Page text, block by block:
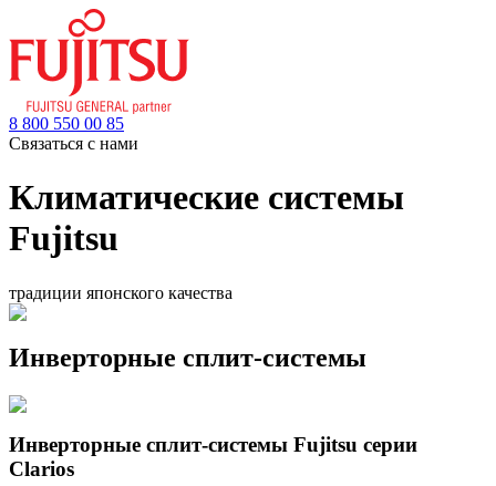
8 800 550 00 85
Связаться с нами
Климатические системы
Fujitsu
традиции японского качества
Инверторные сплит-системы
Инверторные сплит-системы Fujitsu серии
Clarios